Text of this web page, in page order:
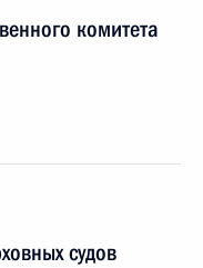
комитета
судов